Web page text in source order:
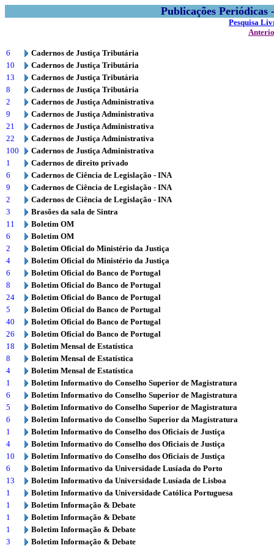
Publicações
Pesquisa
6
Cadernos de Justiça Tributária
10
Cadernos de Justiça Tributária
13
Cadernos de Justiça Tributária
8
Cadernos de Justiça Tributária
2
Cadernos de Justiça Administrativa
9
Cadernos de Justiça Administrativa
21
Cadernos de Justiça Administrativa
22
Cadernos de Justiça Administrativa
100
Cadernos de Justiça Administrativa
1
Cadernos de direito privado
6
Cadernos de Ciência de Legislação - INA
9
Cadernos de Ciência de Legislação - INA
2
Cadernos de Ciência de Legislação - INA
3
Brasões da sala de Sintra
11
Boletim OM
6
Boletim OM
2
Boletim Oficial do Ministério da Justiça
4
Boletim Oficial do Ministério da Justiça
6
Boletim Oficial do Banco de Portugal
8
Boletim Oficial do Banco de Portugal
24
Boletim Oficial do Banco de Portugal
5
Boletim Oficial do Banco de Portugal
40
Boletim Oficial do Banco de Portugal
26
Boletim Oficial do Banco de Portugal
18
Boletim Mensal de Estatística
8
Boletim Mensal de Estatística
4
Boletim Mensal de Estatística
1
Boletim Informativo do Conselho Superior de Magistratura
6
Boletim Informativo do Conselho Superior de Magistratura
5
Boletim Informativo do Conselho Superior de Magistratura
6
Boletim Informativo do Conselho Superior da Magistratura
1
Boletim Informativo do Conselho dos Oficiais de Justiça
4
Boletim Informativo do Conselho dos Oficiais de Justiça
10
Boletim Informativo do Conselho dos Oficiais de Justiça
6
Boletim Informativo da Universidade Lusíada do Porto
13
Boletim Informativo da Universidade Lusíada de Lisboa
1
Boletim Informativo da Universidade Católica Portuguesa
1
Boletim Informação & Debate
1
Boletim Informação & Debate
1
Boletim Informação & Debate
3
Boletim Informação & Debate